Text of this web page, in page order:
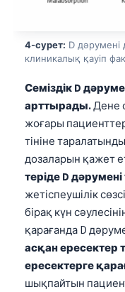
4-сурет: D дәрумені
клиникалық қауіп
Семіздік D
арттырады.Дене
жоғары
тініне
дозаларын қажет
теріде D дәрумені
жетіспеушілік
бірақ күн
қарағанда D
асқан ересектер
ересектерге
шықпайтын